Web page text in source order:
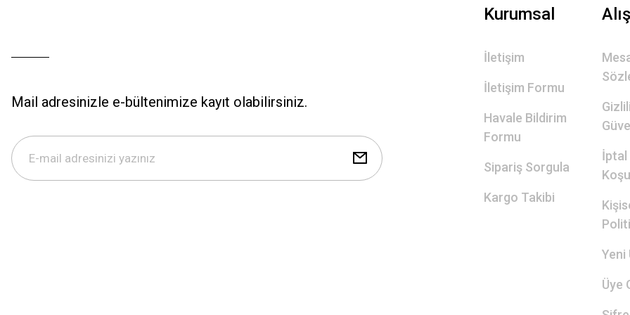
Mail adresinizle e-bültenimize kayıt olabilirsiniz.
Kurumsal
İletişim
İletişim Formu
Havale Bildirim
Formu
Sipariş Sorgula
Kargo Takibi
İptal
Yeni
Üye